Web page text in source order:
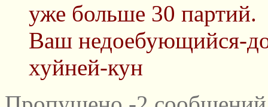
уже больше 30 партий.
Ваш недоебующийся-
хуйней-кун